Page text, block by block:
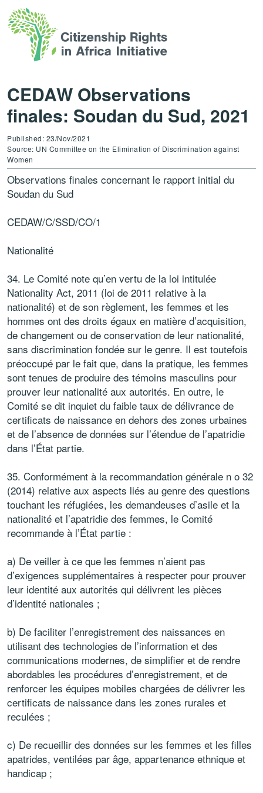
CEDAW Observations
finales: Soudan du Sud, 2021
Published: 23/Nov/2021
Source: UN Committee on the Elimination of Discrimination against
Women
Observations finales concernant le rapport initial du
Soudan du Sud
CEDAW/C/SSD/CO/1
Nationalité
34. Le Comité note qu’en vertu de la loi intitulée
Nationality Act, 2011 (loi de 2011 relative à la
nationalité) et de son règlement, les femmes et les
hommes ont des droits égaux en matière d’acquisition,
de changement ou de conservation de leur nationalité,
sans discrimination fondée sur le genre. Il est toutefois
préoccupé par le fait que, dans la pratique, les femmes
sont tenues de produire des témoins masculins pour
prouver leur nationalité aux autorités. En outre, le
Comité se dit inquiet du faible taux de délivrance de
certificats de naissance en dehors des zones urbaines
et de l’absence de données sur l’étendue de l’apatridie
dans l’État partie.
35. Conformément à la recommandation générale n o 32
(2014) relative aux aspects liés au genre des questions
touchant les réfugiées, les demandeuses d’asile et la
nationalité et l’apatridie des femmes, le Comité
recommande à l’État partie :
a) De veiller à ce que les femmes n’aient pas
d’exigences supplémentaires à respecter pour prouver
leur identité aux autorités qui délivrent les pièces
d’identité nationales ;
b) De faciliter l’enregistrement des naissances en
utilisant des technologies de l’information et des
communications modernes, de simplifier et de rendre
abordables les procédures d’enregistrement, et de
renforcer les équipes mobiles chargées de délivrer les
certificats de naissance dans les zones rurales et
reculées ;
c) De recueillir des données sur les femmes et les filles
apatrides, ventilées par âge, appartenance ethnique et
handicap ;